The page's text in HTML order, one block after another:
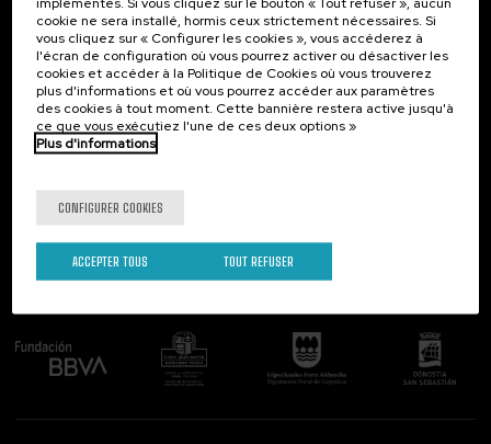
Palacio Miramar
Paseo de Miraconcha, 48
20007 Donostia / San Sebastián
Gipuzkoa, Spain
Contactez-nous!
Activités précédentes
Suivez-nous
cookie ne sera installé, hormis ceux strictement nécessaires. Si
vous cliquez sur « Configurer les cookies », vous accéderez à
l'écran de configuration où vous pourrez activer ou désactiver les
cookies et accéder à la Politique de Cookies où vous trouverez
plus d'informations et où vous pourrez accéder aux paramètres
des cookies à tout moment. Cette bannière restera active jusqu'à
ce que vous exécutiez l'une de ces deux options »
Plus d'informations
CONFIGURER COOKIES
TOUT REFUSER
ACCEPTER TOUS